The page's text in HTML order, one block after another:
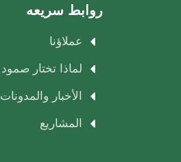
روابط سريعه
عملاؤنا
لماذا تختار صمود
الأخبار والمدونات
المشاريع